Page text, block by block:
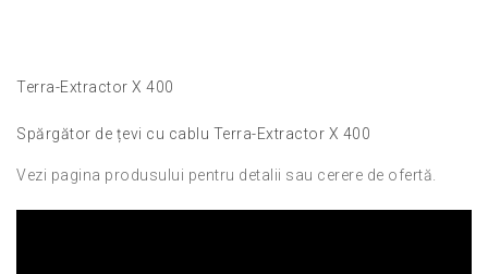
Terra-Extractor X 400
Spărgător de țevi cu cablu Terra-Extractor X 400
Vezi pagina produsului pentru detalii sau cerere de ofertă.